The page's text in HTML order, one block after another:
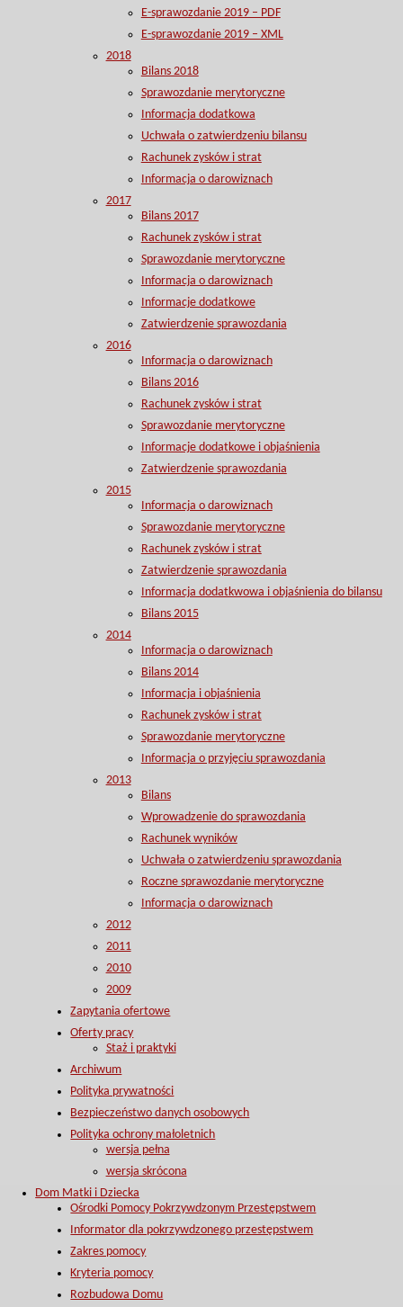
E-sprawozdanie 2019 – PDF
E-sprawozdanie 2019 – XML
2018
Bilans 2018
Sprawozdanie merytoryczne
Informacja dodatkowa
Uchwała o zatwierdzeniu bilansu
Rachunek zysków i strat
Informacja o darowiznach
2017
Bilans 2017
Rachunek zysków i strat
Sprawozdanie merytoryczne
Informacja o darowiznach
Informacje dodatkowe
Zatwierdzenie sprawozdania
2016
Informacja o darowiznach
Bilans 2016
Rachunek zysków i strat
Sprawozdanie merytoryczne
Informacje dodatkowe i objaśnienia
Zatwierdzenie sprawozdania
2015
Informacja o darowiznach
Sprawozdanie merytoryczne
Rachunek zysków i strat
Zatwierdzenie sprawozdania
Informacja dodatkwowa i objaśnienia do bilansu
Bilans 2015
2014
Informacja o darowiznach
Bilans 2014
Informacja i objaśnienia
Rachunek zysków i strat
Sprawozdanie merytoryczne
Informacja o przyjęciu sprawozdania
2013
Bilans
Wprowadzenie do sprawozdania
Rachunek wyników
Uchwała o zatwierdzeniu sprawozdania
Roczne sprawozdanie merytoryczne
Informacja o darowiznach
2012
2011
2010
2009
Zapytania ofertowe
Oferty pracy
Staż i praktyki
Archiwum
Polityka prywatności
Bezpieczeństwo danych osobowych
Polityka ochrony małoletnich
wersja pełna
wersja skrócona
Dom Matki i Dziecka
Ośrodki Pomocy Pokrzywdzonym Przestępstwem
Informator dla pokrzywdzonego przestępstwem
Zakres pomocy
Kryteria pomocy
Rozbudowa Domu